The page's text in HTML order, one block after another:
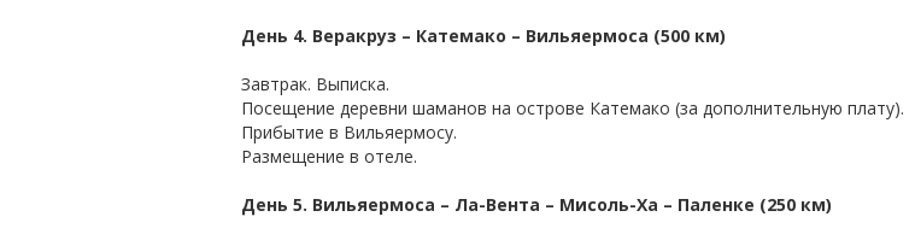
День 4. Веракруз – Катемако – Вильяермоса (500 км)
Завтрак. Выписка.
Посещение деревни шаманов на острове Катемако (за дополнительную плату).
Прибытие в Вильяермосу.
Размещение в отеле.
День 5. Вильяермоса – Ла-Вента – Мисоль-Ха – Паленке (250 км)